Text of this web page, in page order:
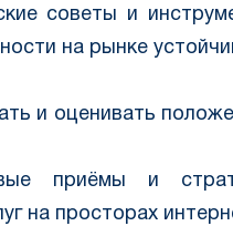
советы и
на рынке
и оценивать
приёмы и
на просторах